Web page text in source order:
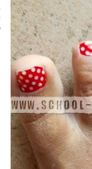
DI ACCESSO AI DATI